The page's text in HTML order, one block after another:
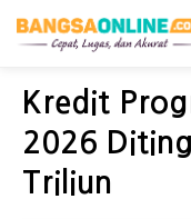
Home Ekonomi
Kredit
2026
Triliun